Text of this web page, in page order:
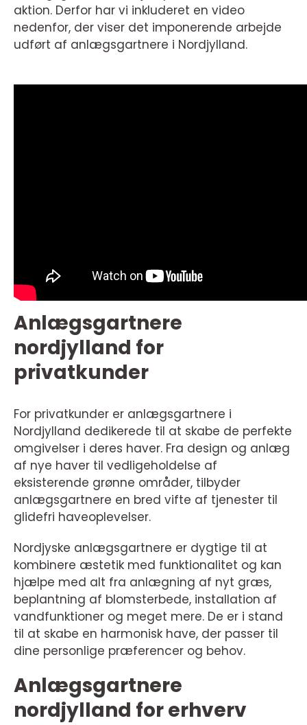
aktion. Derfor har vi inkluderet en video
nedenfor, der viser det imponerende arbejde
udført af anlægsgartnere i Nordjylland.
Anlægsgartnere
nordjylland for
privatkunder
For privatkunder er anlægsgartnere i
Nordjylland dedikerede til at skabe de perfekte
omgivelser i deres haver. Fra design og anlæg
af nye haver til vedligeholdelse af
eksisterende grønne områder, tilbyder
anlægsgartnere en bred vifte af tjenester til
glidefri haveoplevelser.
Nordjyske anlægsgartnere er dygtige til at
kombinere æstetik med funktionalitet og kan
hjælpe med alt fra anlægning af nyt græs,
beplantning af blomsterbede, installation af
vandfunktioner og meget mere. De er i stand
til at skabe en harmonisk have, der passer til
dine personlige præferencer og behov.
Anlægsgartnere
nordjylland for erhverv